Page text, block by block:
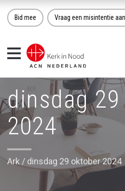
Bid mee Vraag een misintentie aan
Toggle
navigation
dinsdag
2024
Ark / dinsdag 29 oktober 2024